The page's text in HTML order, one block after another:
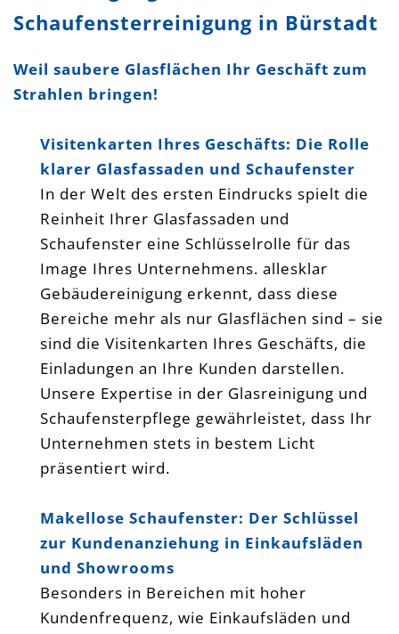
Schaufensterreinigung in Bürstadt
Weil saubere Glasflächen Ihr Geschäft zum
Strahlen bringen!
Visitenkarten Ihres Geschäfts: Die Rolle
klarer Glasfassaden und Schaufenster
In der Welt des ersten Eindrucks spielt die
Reinheit Ihrer Glasfassaden und
Schaufenster eine Schlüsselrolle für das
Image Ihres Unternehmens. allesklar
Gebäudereinigung erkennt, dass diese
Bereiche mehr als nur Glasflächen sind – sie
sind die Visitenkarten Ihres Geschäfts, die
Einladungen an Ihre Kunden darstellen.
Unsere Expertise in der Glasreinigung und
Schaufensterpflege gewährleistet, dass Ihr
Unternehmen stets in bestem Licht
präsentiert wird.
Makellose Schaufenster: Der Schlüssel
zur Kundenanziehung in Einkaufsläden
und Showrooms
Besonders in Bereichen mit hoher
Kundenfrequenz, wie Einkaufsläden und